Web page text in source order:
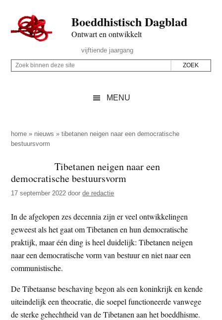
naar
de
inhoud
secondary
naar
de
sidebar
naar
de
Boeddhistisch Dagblad
Ontwart en ontwikkelt
Rechts
vijftiende jaargang
Z
p
d
z
e
i
t
e
Z
i
n
n
d
z
e
s
i
t
e
MENU
home » nieuws »tibetanen neigen naar een democratische
bestuursvorm
Tibetanen neigen naar een
democratische bestuursvorm
17 september 2022 doorde redactie
In de afgelopen zes decennia zijn er veel ontwikkelingen
geweest als het gaat om Tibetanen en hun democratische
praktijk, maar één ding is heel duidelijk: Tibetanen neigen
naar een democratische vorm van bestuur en niet naar een
communistische.
De Tibetaanse beschaving begon als een koninkrijk en kende
uiteindelijk een theocratie, die soepel functioneerde vanwege
de sterke gehechtheid van de Tibetanen aan het boeddhisme.